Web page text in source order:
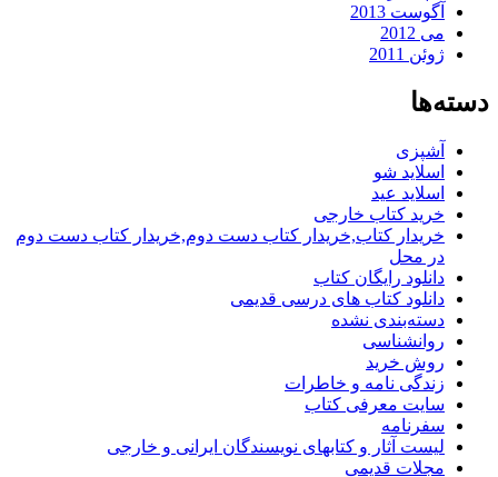
آگوست 2013
می 2012
ژوئن 2011
دسته‌ها
آشپزی
اسلاید شو
اسلاید عید
خرید کتاب خارجی
خریدار کتاب,خریدار کتاب دست دوم,خریدار کتاب دست دوم
در محل
دانلود رایگان کتاب
دانلود کتاب های درسی قدیمی
دسته‌بندی نشده
روانشناسی
روش خرید
زندگی نامه و خاطرات
سایت معرفی کتاب
سفرنامه
لیست آثار و کتابهای نویسندگان ایرانی و خارجی
مجلات قدیمی